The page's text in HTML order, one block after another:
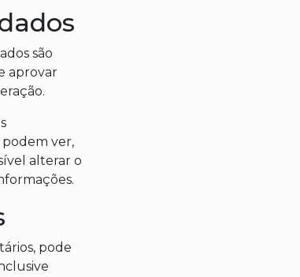
são
aprovar
podem ver,
alterar o
pode